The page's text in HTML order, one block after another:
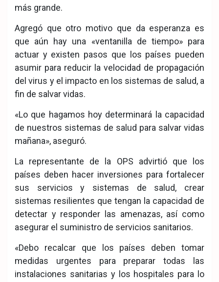
más grande.
Agregó que otro motivo que da esperanza es
que aún hay una «ventanilla de tiempo» para
actuar y existen pasos que los países pueden
asumir para reducir la velocidad de propagación
del virus y el impacto en los sistemas de salud, a
fin de salvar vidas.
«Lo que hagamos hoy determinará la capacidad
de nuestros sistemas de salud para salvar vidas
mañana», aseguró.
La representante de la OPS advirtió que los
países deben hacer inversiones para fortalecer
sus servicios y sistemas de salud, crear
sistemas resilientes que tengan la capacidad de
detectar y responder las amenazas, así como
asegurar el suministro de servicios sanitarios.
«Debo recalcar que los países deben tomar
medidas urgentes para preparar todas las
instalaciones sanitarias y los hospitales para lo